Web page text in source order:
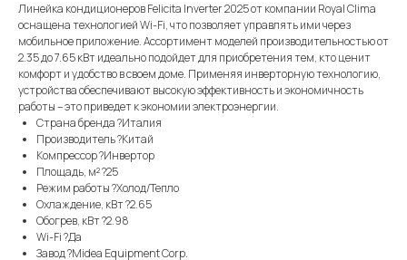
Линейка кондиционеров Felicita Inverter 2025 от компании Royal Clima
оснащена технологией Wi-Fi, что позволяет управлять ими через
мобильное приложение. Ассортимент моделей производительностью от
2.35 до 7.65 кВт идеально подойдет для приобретения тем, кто ценит
комфорт и удобство в своем доме. Применяя инверторную технологию,
устройства обеспечивают высокую эффективность и экономичность
работы – это приведет к экономии электроэнергии.
Страна бренда ?Италия
Производитель ?Китай
Компрессор ?Инвертор
Площадь, м² ?25
Режим работы ?Холод/Тепло
Охлаждение, кВт ?2.65
Обогрев, кВт ?2.98
Wi-Fi ?Да
Завод ?Midea Equipment Corp.